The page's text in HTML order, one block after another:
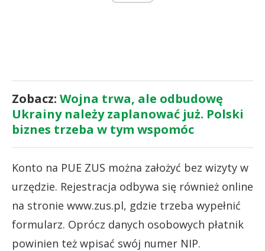
Zobacz: Wojna trwa, ale odbudowę
Ukrainy należy zaplanować już. Polski
biznes trzeba w tym wspomóc
Konto na PUE ZUS można założyć bez wizyty w
urzędzie. Rejestracja odbywa się również online
na stronie www.zus.pl, gdzie trzeba wypełnić
formularz. Oprócz danych osobowych płatnik
powinien też wpisać swój numer NIP.